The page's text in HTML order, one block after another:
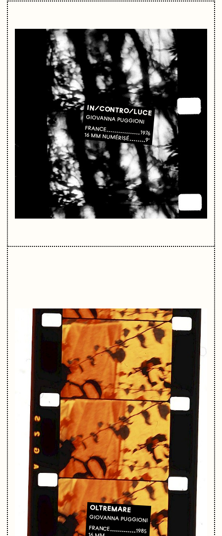
IN/CONTRO/LUCE
GIOVANNA PUGGIONI
FRANCE
1976
16 MM NUMÉRISÉ 9'
OLTREMARE
GIOVANNA PUGGIONI
FRANCE 1985